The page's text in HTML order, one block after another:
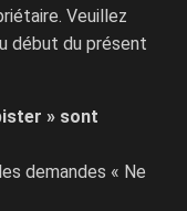
Veuillez
début du présent
» sont
demandes « Ne